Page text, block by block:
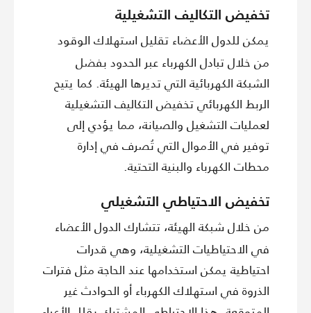
تخفيض التكاليف التشغيلية
يمكن للدول الأعضاء تقليل استهلاك الوقود
من خلال تبادل الكهرباء عبر الحدود بفضل
الشبكة الكهربائية التي تديرها الهيئة. كما يتيح
الربط الكهربائي تخفيض التكاليف التشغيلية
لعمليات التشغيل والصيانة، مما يؤدي إلى
توفير في الأموال التي تُصرف في إدارة
محطات الكهرباء والبنية التحتية.
تخفيض الاحتياطي التشغيلي
من خلال شبكة الهيئة، تتشارك الدول الأعضاء
في الاحتياطيات التشغيلية، وهي قدرات
احتياطية يمكن استخدامها عند الحاجة مثل فترات
الذروة في استهلاك الكهرباء أو الحوادث غير